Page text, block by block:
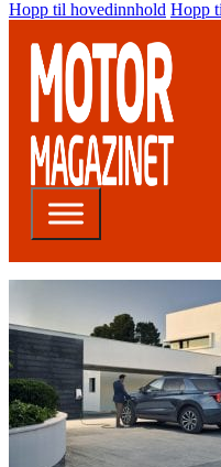
Hopp til hovedinnhold Hopp